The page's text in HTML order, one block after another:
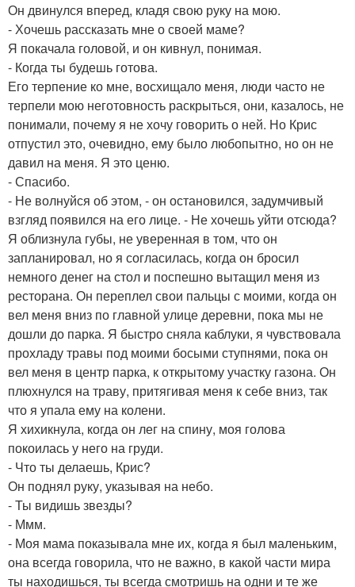
Он двинулся вперед, кладя свою руку на мою.
- Хочешь рассказать мне о своей маме?
Я покачала головой, и он кивнул, понимая.
- Когда ты будешь готова.
Его терпение ко мне, восхищало меня, люди часто не
терпели мою неготовность раскрыться, они, казалось, не
понимали, почему я не хочу говорить о ней. Но Крис
отпустил это, очевидно, ему было любопытно, но он не
давил на меня. Я это ценю.
- Спасибо.
- Не волнуйся об этом, - он остановился, задумчивый
взгляд появился на его лице. - Не хочешь уйти отсюда?
Я облизнула губы, не уверенная в том, что он
запланировал, но я согласилась, когда он бросил
немного денег на стол и поспешно вытащил меня из
ресторана. Он переплел свои пальцы с моими, когда он
вел меня вниз по главной улице деревни, пока мы не
дошли до парка. Я быстро сняла каблуки, я чувствовала
прохладу травы под моими босыми ступнями, пока он
вел меня в центр парка, к открытому участку газона. Он
плюхнулся на траву, притягивая меня к себе вниз, так
что я упала ему на колени.
Я хихикнула, когда он лег на спину, моя голова
покоилась у него на груди.
- Что ты делаешь, Крис?
Он поднял руку, указывая на небо.
- Ты видишь звезды?
- Ммм.
- Моя мама показывала мне их, когда я был маленьким,
она всегда говорила, что не важно, в какой части мира
ты находишься, ты всегда смотришь на одни и те же